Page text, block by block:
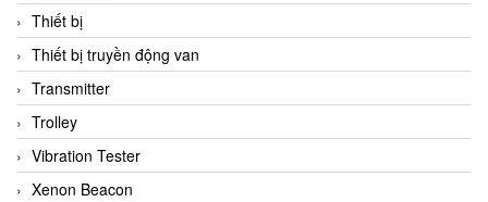
Thiết bị
Thiết bị truyền động van
Transmitter
Trolley
Vibration Tester
Xenon Beacon